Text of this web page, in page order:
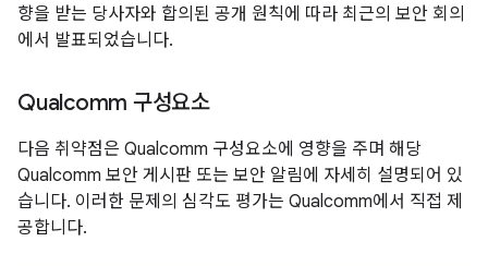
향을 받는 당사자와 합의된 공개 원칙에 따라 최근의 보안 회의
에서 발표되었습니다.
Qualcomm 구성요소
다음 취약점은 Qualcomm 구성요소에 영향을 주며 해당
Qualcomm 보안 게시판 또는 보안 알림에 자세히 설명되어 있
습니다. 이러한 문제의 심각도 평가는 Qualcomm에서 직접 제
공합니다.